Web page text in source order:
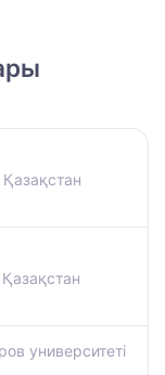
университеті